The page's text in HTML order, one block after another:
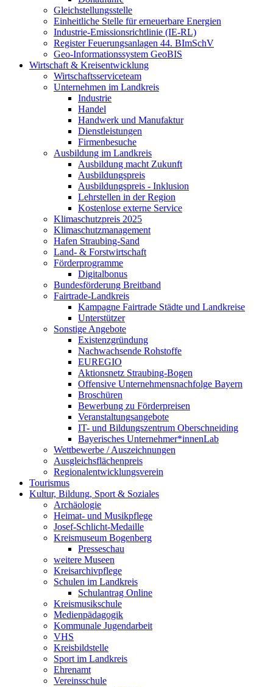
Gleichstellungsstelle
Einheitliche Stelle für erneuerbare Energien
Industrie-Emissionsrichtlinie (IE-RL)
Register Feuerungsanlagen 44. BImSchV
Geo-Informationssystem GeoBIS
Wirtschaft & Kreisentwicklung
Wirtschaftsserviceteam
Unternehmen im Landkreis
Industrie
Handel
Handwerk und Manufaktur
Dienstleistungen
Firmenbesuche
Ausbildung im Landkreis
Ausbildung macht Zukunft
Ausbildungspreis
Ausbildungspreis - Inklusion
Lehrstellen in der Region
Kostenlose externe Service
Klimaschutzpreis 2025
Klimaschutzmanagement
Hafen Straubing-Sand
Land- & Forstwirtschaft
Förderprogramme
Digitalbonus
Bundesförderung Breitband
Fairtrade-Landkreis
Kampagne Fairtrade Städte und Landkreise
Unterstützer
Sonstige Angebote
Existenzgründung
Nachwachsende Rohstoffe
EUREGIO
Aktionsnetz Straubing-Bogen
Offensive Unternehmensnachfolge Bayern
Broschüren
Bewerbung zu Förderpreisen
Veranstaltungsangebote
IT- und Bildungszentrum Oberschneiding
Bayerisches Unternehmer*innenLab
Wettbewerbe / Auszeichnungen
Ausgleichsflächenpreis
Regionalentwicklungsverein
Tourismus
Kultur, Bildung, Sport & Soziales
Archäologie
Heimat- und Musikpflege
Josef-Schlicht-Medaille
Kreismuseum Bogenberg
Presseschau
weitere Museen
Kreisarchivpflege
Schulen im Landkreis
Schulantrag Online
Kreismusikschule
Medienpädagogik
Kommunale Jugendarbeit
VHS
Kreisbildstelle
Sport im Landkreis
Ehrenamt
Vereinsschule